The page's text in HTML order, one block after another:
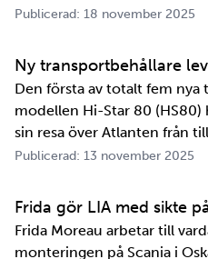
Agency, KORAD. Avtalet,
samarbetet mellan de två
Publicerad: 18 november 2025
Ny transportbehållare
Den första av totalt fem nya
modellen Hi-Star 80
sin resa över Atlanten från
Innan transportbehållaren
tester och utbildningar.
Publicerad: 13 november 2025
Frida gör LIA med sikte
Frida Moreau arbetar till
monteringen på Scania i